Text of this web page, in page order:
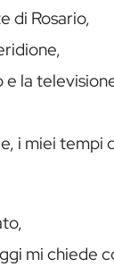
di Rosario,
la
i miei tempi
mi chiede